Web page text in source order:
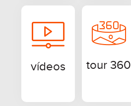
vídeos tour 360